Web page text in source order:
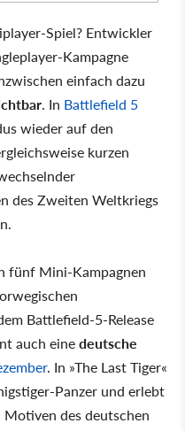
Spiel? Entwickler
Kampagne
einfach dazu
. In Battlefield 5
wieder auf den
kurzen
des Zweiten Weltkriegs
fünf Mini-Kampagnen
Battlefield-5-Release
auch einedeutsche
. In »The Last Tiger«
Panzer und erlebt
des deutschen